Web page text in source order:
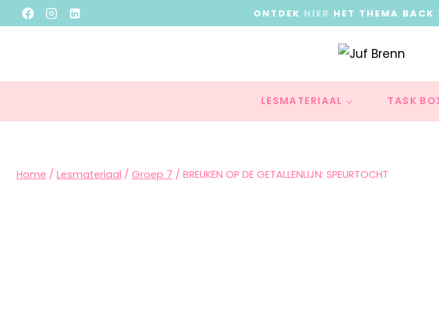
ONTDEK HIER HET THEMA BACK
LESMATERIAAL TASK
Home / Lesmateriaal / Groep 7 / BREUKEN OP DE GETALLENLIJN: SPEURTOCHT